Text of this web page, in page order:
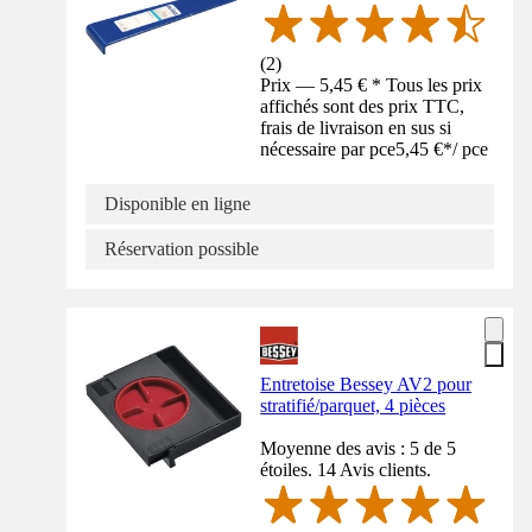
(2)
Prix — 5,45 € * Tous les prix
affichés sont des prix TTC,
frais de livraison en sus si
nécessaire par pce5,45 €*/ pce
Disponible en ligne
Réservation possible
Entretoise Bessey AV2 pour
stratifié/parquet, 4 pièces
Moyenne des avis : 5 de 5
étoiles. 14 Avis clients.